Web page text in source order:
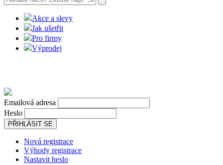
Akce a slevy
Jak ušetřit
Pro firmy
Výprodej
Emailová adresa
Heslo
PŘIHLÁSIT SE
Nová registrace
Výhody registrace
Nastavit heslo